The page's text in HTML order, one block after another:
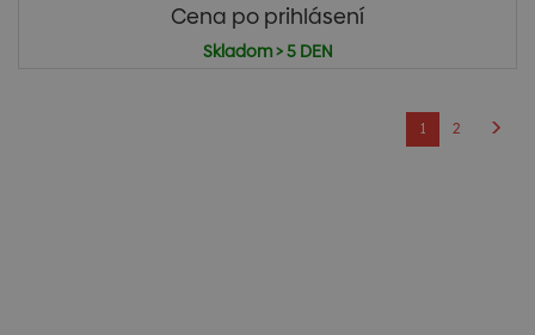
Cena po prihlásení
Skladom > 5 DEN
1 2